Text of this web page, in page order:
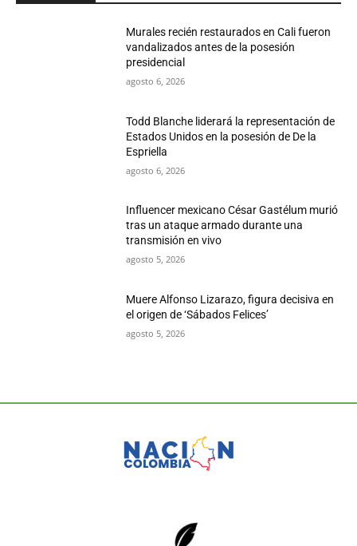
Murales recién restaurados en Cali fueron
vandalizados antes de la posesión
presidencial
agosto 6, 2026
Todd Blanche liderará la representación de
Estados Unidos en la posesión de De la
Espriella
agosto 6, 2026
Influencer mexicano César Gastélum murió
tras un ataque armado durante una
transmisión en vivo
agosto 5, 2026
Muere Alfonso Lizarazo, figura decisiva en
el origen de ‘Sábados Felices’
agosto 5, 2026